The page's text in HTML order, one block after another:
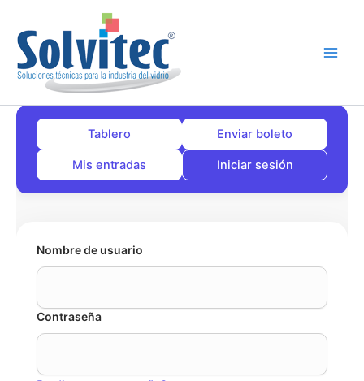
contenido
Tablero Enviar boleto
Mis entradas Iniciar sesión
Nombre de usuario
Contraseña